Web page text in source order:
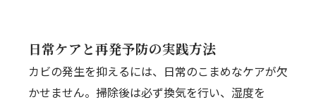
日常ケアと再発予防の実践方法
カビの発生を抑えるには、日常のこまめなケアが欠
かせません。掃除後は必ず換気を行い、湿度を